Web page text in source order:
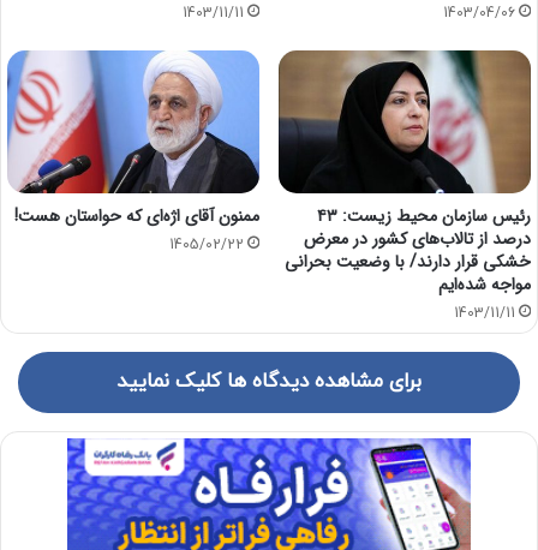
1403/04/06
1403/11/11
رئیس سازمان محیط زیست: ۴۳
درصد از تالاب‌های کشور در معرض
خشکی قرار دارند/ با وضعیت بحرانی
مواجه شده‌ایم
1403/11/11
ممنون آقای اژه‌ای که حواستان هست!
1405/02/22
برای مشاهده دیدگاه ها کلیک نمایید